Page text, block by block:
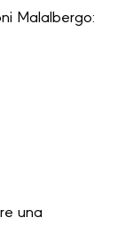
Malalbergo:
una